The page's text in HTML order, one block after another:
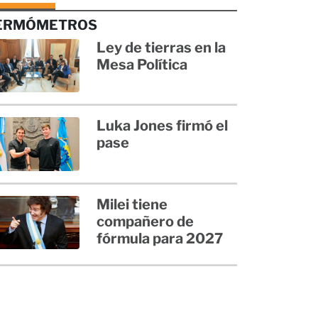
Ley de tierras en la
Mesa Política
Luka Jones firmó el
pase
Milei tiene
compañero de
fórmula para 2027